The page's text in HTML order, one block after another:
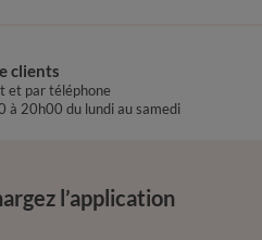
clients
et par téléphone
à 20h00 du lundi au samedi
l’application